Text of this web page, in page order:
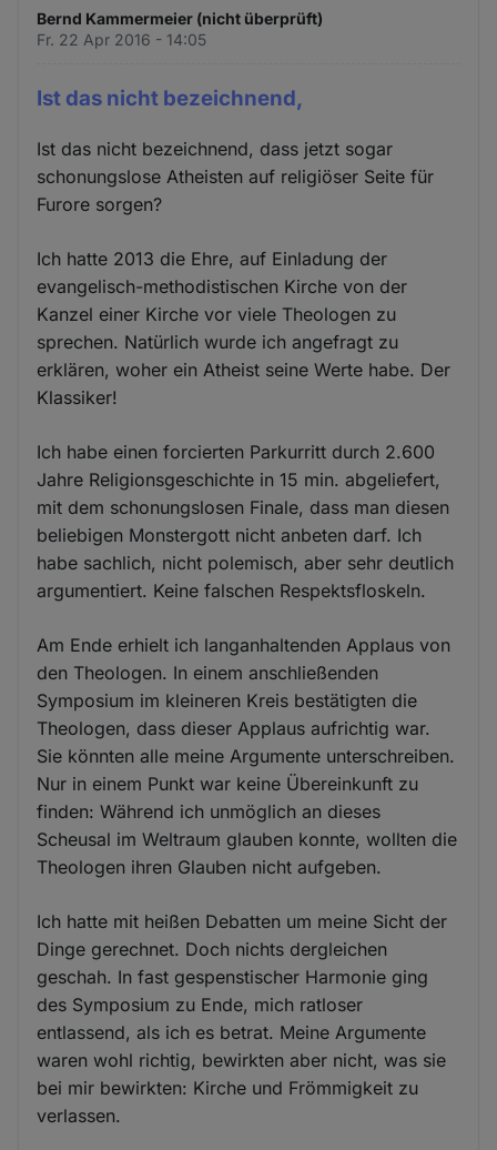
Bernd Kammermeier (nicht überprüft)
Fr. 22 Apr 2016 - 14:05
Ist das nicht bezeichnend,
Ist das nicht bezeichnend, dass jetzt sogar
schonungslose Atheisten auf religiöser Seite für
Furore sorgen?
Ich hatte 2013 die Ehre, auf Einladung der
evangelisch-methodistischen Kirche von der
Kanzel einer Kirche vor viele Theologen zu
sprechen. Natürlich wurde ich angefragt zu
erklären, woher ein Atheist seine Werte habe. Der
Klassiker!
Ich habe einen forcierten Parkurritt durch 2.600
Jahre Religionsgeschichte in 15 min. abgeliefert,
mit dem schonungslosen Finale, dass man diesen
beliebigen Monstergott nicht anbeten darf. Ich
habe sachlich, nicht polemisch, aber sehr deutlich
argumentiert. Keine falschen Respektsfloskeln.
Am Ende erhielt ich langanhaltenden Applaus von
den Theologen. In einem anschließenden
Symposium im kleineren Kreis bestätigten die
Theologen, dass dieser Applaus aufrichtig war.
Sie könnten alle meine Argumente unterschreiben.
Nur in einem Punkt war keine Übereinkunft zu
finden: Während ich unmöglich an dieses
Scheusal im Weltraum glauben konnte, wollten die
Theologen ihren Glauben nicht aufgeben.
Ich hatte mit heißen Debatten um meine Sicht der
Dinge gerechnet. Doch nichts dergleichen
geschah. In fast gespenstischer Harmonie ging
des Symposium zu Ende, mich ratloser
entlassend, als ich es betrat. Meine Argumente
waren wohl richtig, bewirkten aber nicht, was sie
bei mir bewirkten: Kirche und Frömmigkeit zu
verlassen.